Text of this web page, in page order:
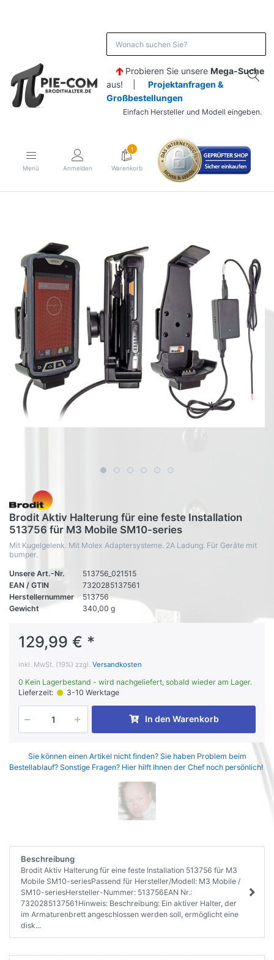
Probieren Sie unsere Mega-Suche
aus! | Projektanfragen &
Großbestellungen
Einfach Hersteller und Modell eingeben.
Menü Anmelden
1
Warenkorb
Brodit Aktiv Halterung für eine feste Installation
513756 für M3 Mobile SM10-series
Mit Kugelgelenk. Mit Molex Adaptersysteme. 2A Ladung. Für Geräte mit
bumper.
Unsere Art.-Nr.
513756_021515
EAN / GTIN
7320285137561
Herstellernummer
513756
Gewicht
340,00 g
129,99 € *
inkl. MwSt. (19%) zzgl. Versandkosten
0 Kein Lagerbestand - wird nachgeliefert, sobald wieder am Lager.
Lieferzeit:
3-10 Werktage
In den Warenkorb
Sie können einen Artikel nicht finden? Sie haben Problem beim
Bestellablauf? Sonstige Fragen? Hier hilft Ihnen der Chef noch persönlich!
Beschreibung
Brodit Aktiv Halterung für eine feste Installation 513756 für M3
Mobile SM10-seriesPassend für Hersteller/Modell: M3 Mobile /
SM10-seriesHersteller-Nummer: 513756EAN Nr.:
7320285137561Hinweis: Beschreibung: Ein aktiver Halter, der
im Armaturenbrett angeschlossen werden soll, ermöglicht eine
disk...